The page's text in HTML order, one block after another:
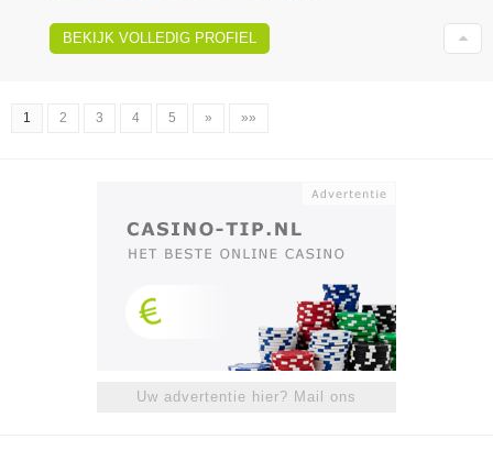
BEKIJK VOLLEDIG PROFIEL
1 2 3 4 5 » »»
Uw advertentie hier? Mail ons